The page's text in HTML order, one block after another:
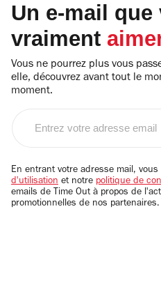
Un e-mail que
vraiment
Vous ne pourrez plus vous
elle, découvrez avant tout le
moment.
email
En entrant votre adresse mail, vous
d'utilisation et notre politique de
emails de Time Out à propos de
promotionnelles de nos partenaires.